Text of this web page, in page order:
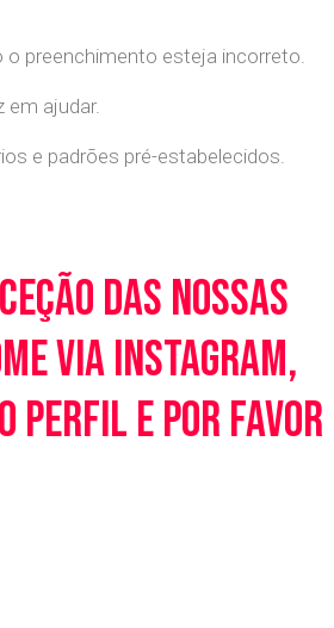
preenchimento esteja incorreto.
em ajudar.
e padrões pré-estabelecidos.
das nossas
via Instagram,
perfil e por favor